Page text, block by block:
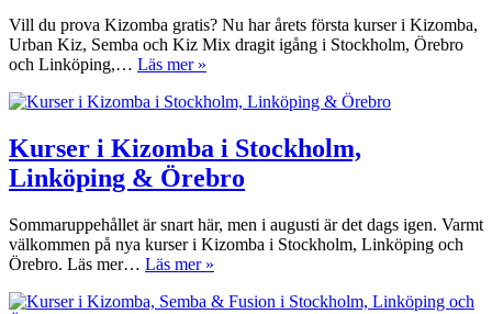
Vill du prova Kizomba gratis? Nu har årets första kurser i Kizomba,
Urban Kiz, Semba och Kiz Mix dragit igång i Stockholm, Örebro
och Linköping,… Läs mer »
på
&
vårens
kurser
Kurser i Kizomba i Stockholm,
Linköping & Örebro
Sommaruppehållet är snart här, men i augusti är det dags igen. Varmt
välkommen på nya kurser i Kizomba i Stockholm, Linköping och
Örebro. Läs mer… Läs mer »
Kizomba